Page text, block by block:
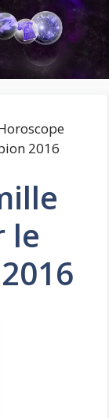
2016
le